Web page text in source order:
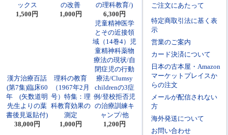
ご注文にあたって
特定商取引法に基く表
示
営業のご案内
カード決済について
日本の古本屋・Amazon
マーケットプレイスか
らの注文
メールが配信されない
方
海外発送について
お問い合わせ
ックス
1,500円
の改善
1,000円
の理科教育/)
6,300円
漢方治療百話
(第7集)臨床60
年 (矢数道明
先生よりの葉
書後見返貼付)
38,000円
理科の教育
（1967年2月
号）特集：理
科教育効果の
測定
1,000円
児童精神医学
とその近接領
域（14巻4）児
童精神科薬物
療法の現状/自
閉症児の行動
療法/Clumsy
childrenの3症
例/登校拒否児
の治療訓練キ
ャンプ/他
1,200円